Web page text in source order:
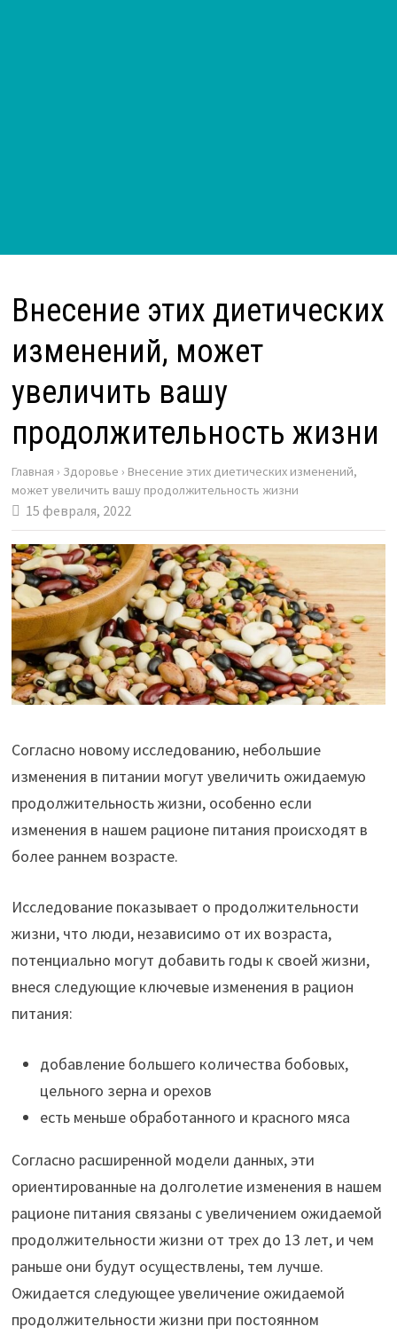
Внесение этих диетических
изменений, может
увеличить вашу
продолжительность жизни
Главная › Здоровье › Внесение этих диетических изменений,
может увеличить вашу продолжительность жизни
15 февраля, 2022
Согласно новому исследованию, небольшие
изменения в питании могут увеличить ожидаемую
продолжительность жизни, особенно если
изменения в нашем рационе питания происходят в
более раннем возрасте.
Исследование показывает о продолжительности
жизни, что люди, независимо от их возраста,
потенциально могут добавить годы к своей жизни,
внеся следующие ключевые изменения в рацион
питания:
добавление большего количества бобовых,
цельного зерна и орехов
есть меньше обработанного и красного мяса
Согласно расширенной модели данных, эти
ориентированные на долголетие изменения в нашем
рационе питания связаны с увеличением ожидаемой
продолжительности жизни от трех до 13 лет, и чем
раньше они будут осуществлены, тем лучше.
Ожидается следующее увеличение ожидаемой
продолжительности жизни при постоянном